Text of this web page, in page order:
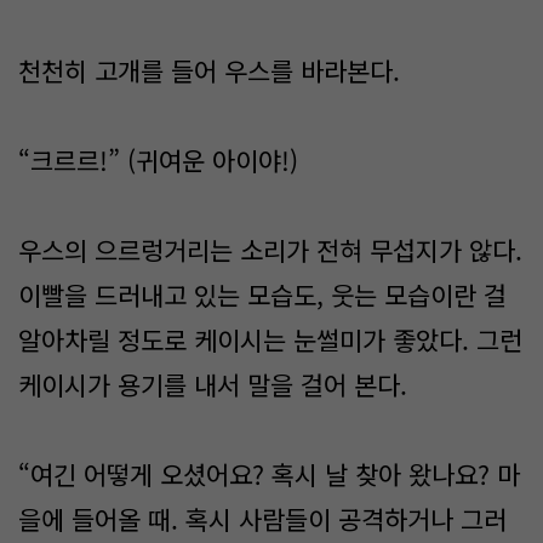
천천히 고개를 들어 우스를 바라본다.
“크르르!” (귀여운 아이야!)
우스의 으르렁거리는 소리가 전혀 무섭지가 않다.
이빨을 드러내고 있는 모습도, 웃는 모습이란 걸
알아차릴 정도로 케이시는 눈썰미가 좋았다. 그런
케이시가 용기를 내서 말을 걸어 본다.
“여긴 어떻게 오셨어요? 혹시 날 찾아 왔나요? 마
을에 들어올 때. 혹시 사람들이 공격하거나 그러